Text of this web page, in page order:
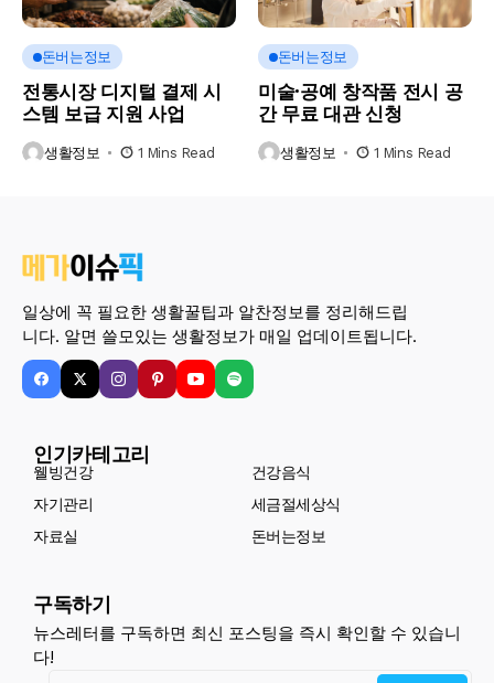
돈버는정보
전통시장 디지털 결제 시
스템 보급 지원 사업
생활정보 1 Mins Read
돈버는정보
미술·공예 창작품 전시 공
간 무료 대관 신청
생활정보 1 Mins Read
일상에 꼭 필요한 생활꿀팁과 알찬정보를 정리해드립
니다. 알면 쓸모있는 생활정보가 매일 업데이트됩니다.
인기카테고리
웰빙건강
건강음식
자기관리
세금절세상식
자료실
돈버는정보
구독하기
뉴스레터를 구독하면 최신 포스팅을 즉시 확인할 수 있습니
다!